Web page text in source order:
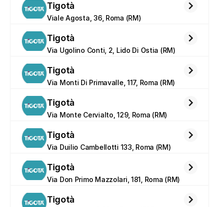
Tigotà
Viale Agosta, 36, Roma (RM)
Tigotà
Via Ugolino Conti, 2, Lido Di Ostia (RM)
Tigotà
Via Monti Di Primavalle, 117, Roma (RM)
Tigotà
Via Monte Cervialto, 129, Roma (RM)
Tigotà
Via Duilio Cambellotti 133, Roma (RM)
Tigotà
Via Don Primo Mazzolari, 181, Roma (RM)
Tigotà